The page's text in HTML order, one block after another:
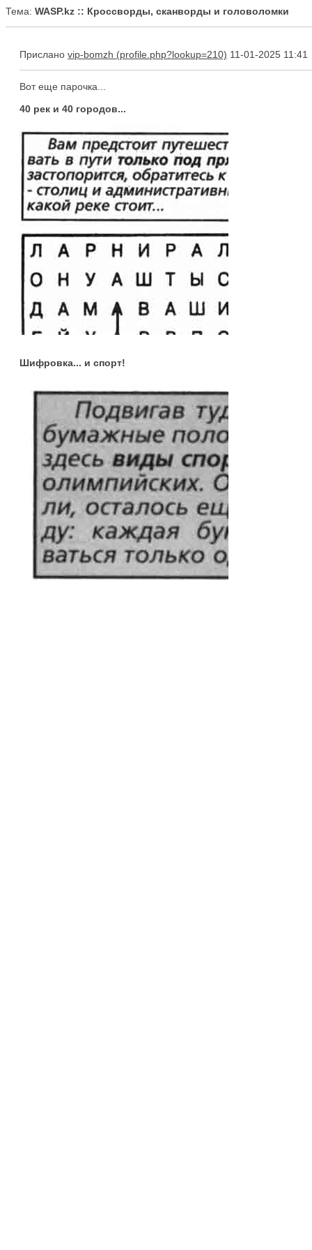
Тема: WASP.kz :: Кроссворды, сканворды и головоломки
Прислано vip-bomzh 11-01-2025 11:41
Вот еще парочка...
40 рек и 40 городов...
Шифровка... и спорт!